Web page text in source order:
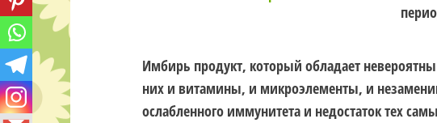
Имбирь продукт, который обладает
них и витамины, и микроэлементы, и
ослабленного иммунитета и недостаток тех